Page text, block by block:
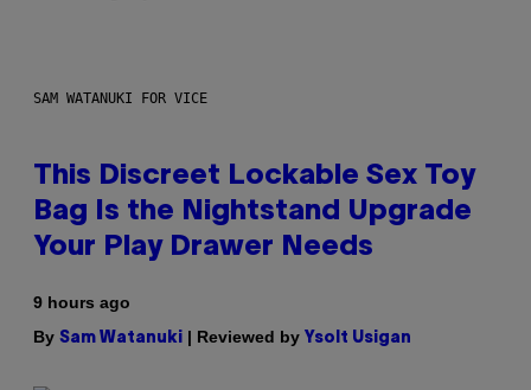
SAM WATANUKI FOR VICE
This Discreet Lockable Sex Toy
Bag Is the Nightstand Upgrade
Your Play Drawer Needs
9 hours ago
By Sam Watanuki | Reviewed by Ysolt Usigan